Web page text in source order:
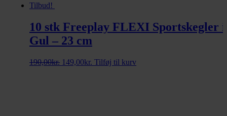
Tilbud!
10 stk Freeplay FLEXI Sportskegler i
Gul – 23 cm
190,00kr. Den
149,00kr. Den
Tilføj til kurv